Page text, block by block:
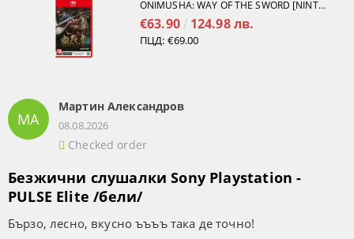
ONIMUSHA: WAY OF THE SWORD [NINTENDO SWITCH 2]
€63.90 124.98 лв.
ПЦД: €69.00
МА
Мартин Александров
08.08.2026
Checked order
Безжични слушалки Sony Playstation -
PULSE Elite /бели/
Бързо, лесно, вкусно ъъъъ така де точно!